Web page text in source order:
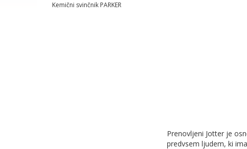
Kemični svinčnik PARKER
Prenovljeni Jotter je
predvsem ljudem, ki